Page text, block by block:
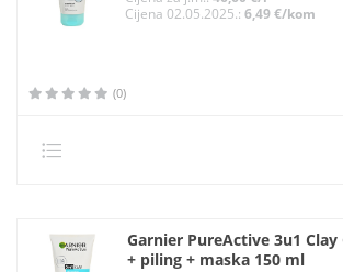
Cijena 02.05.2025.: 6,49 €/kom
(0)
Garnier PureActive 3u1 Clay
+ piling + maska 150 ml